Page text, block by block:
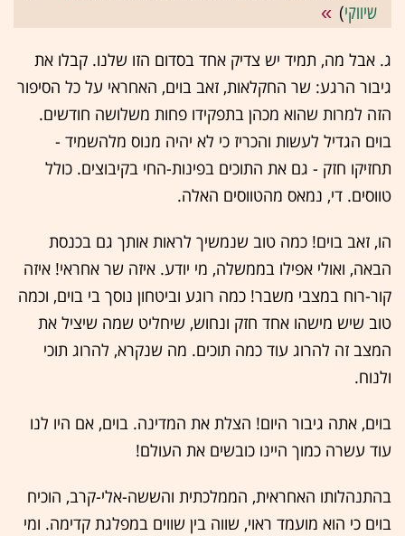
שיווקי)
ג. אבל מה, תמיד יש צדיק אחד בסדום הזו שלנו. קבלו את
גיבור הרגע: שר החקלאות, זאב בוים, האחראי על כל הסיפור
הזה למרות שהוא מכהן בתפקידו פחות משלושה חודשים.
בוים הגדיל לעשות והכריז כי לא יהיה מנוס מלהשמיד -
תחזיקו חזק - גם את התוכים בפינות-החי בקיבוצים. כולל
טווסים. די, נמאס מהטווסים האלה.
הו, זאב בוים! כמה טוב שנמשיך לראות אותך גם בכנסת
הבאה, ואולי אפילו בממשלה, מי יודע. איזה שר אחראי! איזה
קור-רוח במצבי משבר! כמה רוגע וביטחון נוסך בי בוים, וכמה
טוב שיש מישהו אחד חזק ונחוש, שיחליט שמה שיציל את
המצב זה להרוג עוד כמה תוכים. מה שנקרא, להרוג תוכי
ולנוח.
בוים, אתה גיבור היום! הצלת את המדינה. בוים, אם היו לנו
עוד עשרה כמוך היינו כובשים את העולם!
בהתנהלותו האחראית, הממלכתית והששה-אלי-קרב, הוכיח
בוים כי הוא מועמד ראוי, שווה בין שווים במפלגת קדימה. ומי